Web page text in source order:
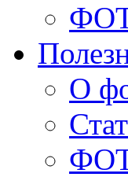
О